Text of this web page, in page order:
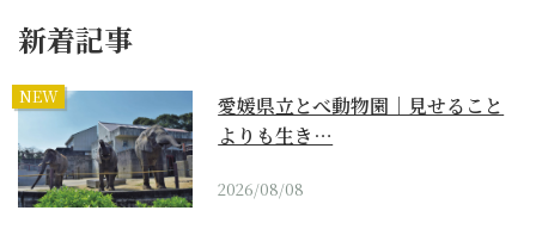
新着記事
NEW
愛媛県立とべ動物園｜見せること
よりも生き…
2026/08/08